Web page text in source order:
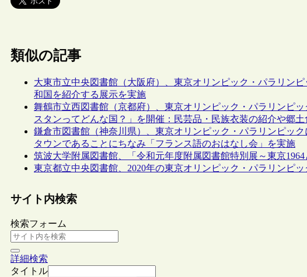
類似の記事
大東市立中央図書館（大阪府）、東京オリンピック・パラリン
和国を紹介する展示を実施
舞鶴市立西図書館（京都府）、東京オリンピック・パラリンピ
スタンってどんな国？」を開催：民芸品・民族衣装の紹介や郷
鎌倉市図書館（神奈川県）、東京オリンピック・パラリンピッ
タウンであることにちなみ「フランス語のおはなし会」を実施
筑波大学附属図書館、「令和元年度附属図書館特別展～東京
東京都立中央図書館、2020年の東京オリンピック・パラリンピ
サイト内検索
検索フォーム
詳細検索
タイトル